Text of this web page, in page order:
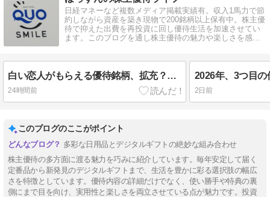
日経マネーなど複数メディア掲載実績有。収入1馬力で節
約しながら資産を築き現物で200銘柄以上保有中。株主優
待で抑えた出費を再投資に回し優待生活を加速させてい
ます。このブログを通し株主優待の魅力や楽しさを感じ
白い恋人がもらえる優待銘柄、拡充？改悪？
24時間前 2日前
このブログのここがポイント
多彩な日用品とデジタルギフトの絶妙な組み合わせ
株主優待の多方面に渡る魅力を巧みに紹介しています。毎年安定して届く
定番品から新発見のデジタルギフトまで、生活を豊かに彩る選択肢の幅広
さを特徴としています。優待内容の詳細だけでなく、使い勝手や特典の裏
側にまで目を向け、実用性と楽しさを両立させている点が魅力です。投資